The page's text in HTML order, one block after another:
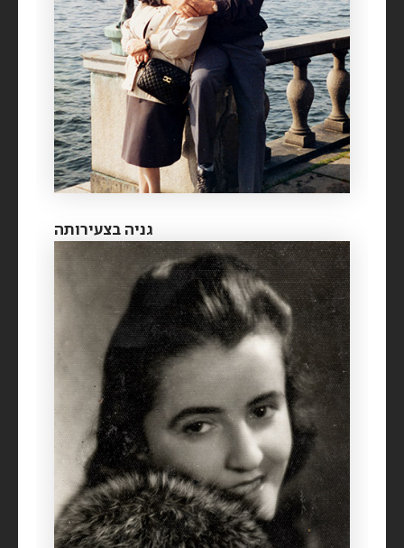
גניה בצעירותה